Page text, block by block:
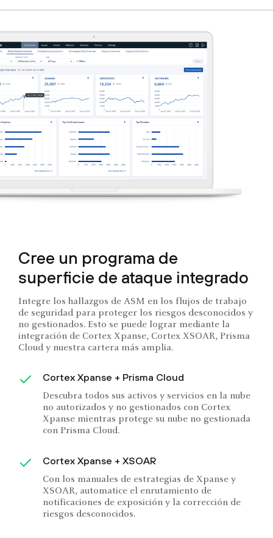
Cree un programa de
superficie de ataque integrado
Integre los hallazgos de ASM en los flujos de trabajo
de seguridad para proteger los riesgos desconocidos y
no gestionados. Esto se puede lograr mediante la
integración de Cortex Xpanse, Cortex XSOAR, Prisma
Cloud y nuestra cartera más amplia.
Cortex Xpanse + Prisma Cloud
Descubra todos sus activos y servicios en la nube
no autorizados y no gestionados con Cortex
Xpanse mientras protege su nube no gestionada
con Prisma Cloud.
Cortex Xpanse + XSOAR
Con los manuales de estrategias de Xpanse y
XSOAR, automatice el enrutamiento de
notificaciones de exposición y la corrección de
riesgos desconocidos.